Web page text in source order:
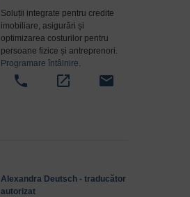
Soluții integrate pentru credite
imobiliare, asigurări și
optimizarea costurilor pentru
persoane fizice și antreprenori.
Programare întâlnire.
phone open_in_new email
Alexandra Deutsch - traducător
autorizat